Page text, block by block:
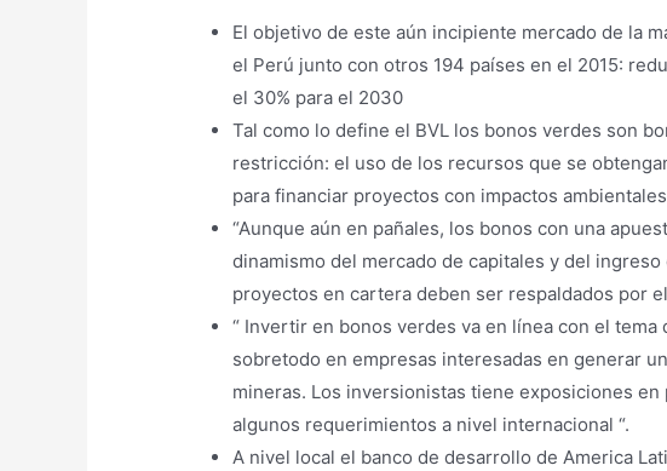
El objetivo de este aún incipiente mercado de la
el Perú junto con otros 194 países en el 2015:
el 30% para el 2030
Tal como lo define el BVL los bonos verdes son
restricción: el uso de los recursos que se
para financiar proyectos con impactos
“Aunque aún en pañales, los bonos con una
dinamismo del mercado de capitales y del
proyectos en cartera deben ser respaldados por
“ Invertir en bonos verdes va en línea con el tema
sobretodo en empresas interesadas en generar
mineras. Los inversionistas tiene exposiciones
algunos requerimientos a nivel internacional “.
A nivel local el banco de desarrollo de America